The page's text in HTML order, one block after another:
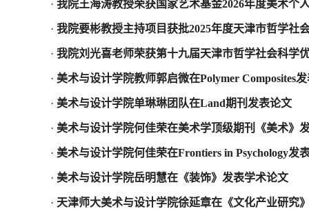
· 我院王海涛教授荣获国家艺术基金2026年度美术个
· 我院要彬教授主持项目获批2025年度天津市哲学社
· 我院刘光喜老师荣获第十九届天津市哲学社会科学
· 美术与设计学院教师郭启微在Polymer Composites
· 美术与设计学院单琳琳团队在Land期刊发表论文
· 美术与设计学院何佳荣在美术学顶级期刊《美术》
· 美术与设计学院何佳荣在Frontiers in Psychology发
· 美术与设计学院岳明慧在《装饰》发表学术论文
· 天津师大美术与设计学院徐延章在《文化产业研究